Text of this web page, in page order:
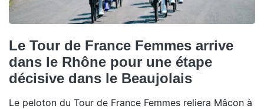
Le Tour de France Femmes arrive
dans le Rhône pour une étape
décisive dans le Beaujolais
Le peloton du Tour de France Femmes reliera Mâcon à